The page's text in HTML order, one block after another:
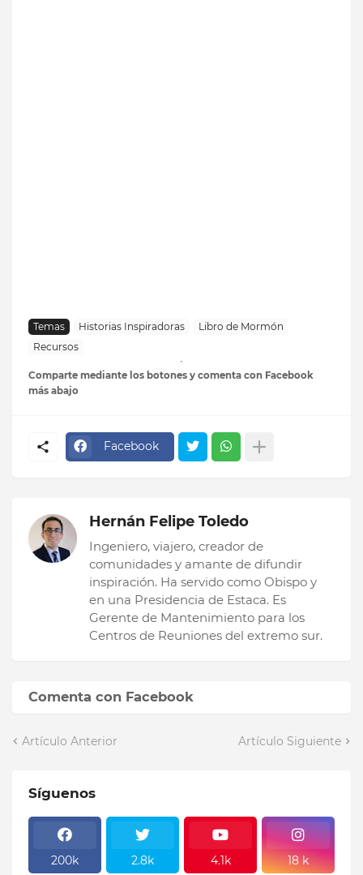
Temas Historias Inspiradoras
Libro de Mormón
Recursos
Comparte mediante los botones y comenta con Facebook
más abajo
Facebook
Hernán Felipe Toledo
Ingeniero, viajero, creador de
comunidades y amante de difundir
inspiración. Ha servido como Obispo y
en una Presidencia de Estaca. Es
Gerente de Mantenimiento para los
Centros de Reuniones del extremo sur.
Comenta con Facebook
Artículo Anterior Artículo Siguiente
Síguenos
200k 2.8k 4.1k 18 k